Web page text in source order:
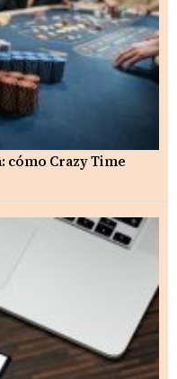
cómo Crazy Time